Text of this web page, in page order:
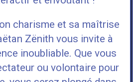
charisme et sa maîtrise
Zënith vous invite à
inoubliable. Que vous
ou volontaire pour